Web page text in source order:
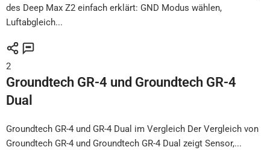
des Deep Max Z2 einfach erklärt: GND Modus wählen,
Luftabgleich...
2
Groundtech GR-4 und Groundtech GR-4
Dual
Groundtech GR-4 und GR-4 Dual im Vergleich Der Vergleich von
Groundtech GR-4 und Groundtech GR-4 Dual zeigt Sensor,...